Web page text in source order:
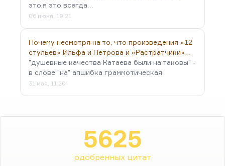
это,я это всегда…
06 июня, 19:21
Почему несмотря на то, что произведения «12
стульев» Ильфа и Петрова и «Растратчики»…
"душевные качества Катаева были на таковы" -
в слове "на" апшибка граммотическая
31 мая, 11:20
5625
одобренных цитат